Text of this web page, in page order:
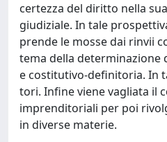
certezza del diritto nella
giudiziale. In tale
prende le mosse dai rinvii
tema della determinazione
e costitutivo-definitoria. In
tori. Infine viene vagliata il
imprenditoriali per poi
in diverse materie.